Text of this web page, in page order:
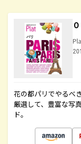
花の都パリでやるべ
厳選して、豊富な写
ド。